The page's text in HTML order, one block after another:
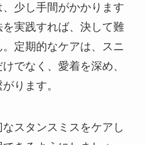
少し手間がかかります
実践すれば、決して難
定期的なケアは、スニ
でなく、愛着を深め、
ります。
スタンスミスをケアし